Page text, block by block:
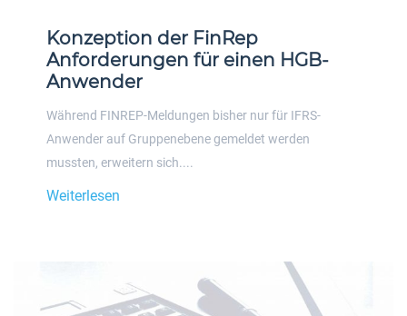
Konzeption der FinRep
Anforderungen für einen HGB-
Anwender
Während FINREP-Meldungen bisher nur für IFRS-
Anwender auf Gruppenebene gemeldet werden
mussten, erweitern sich....
Weiterlesen